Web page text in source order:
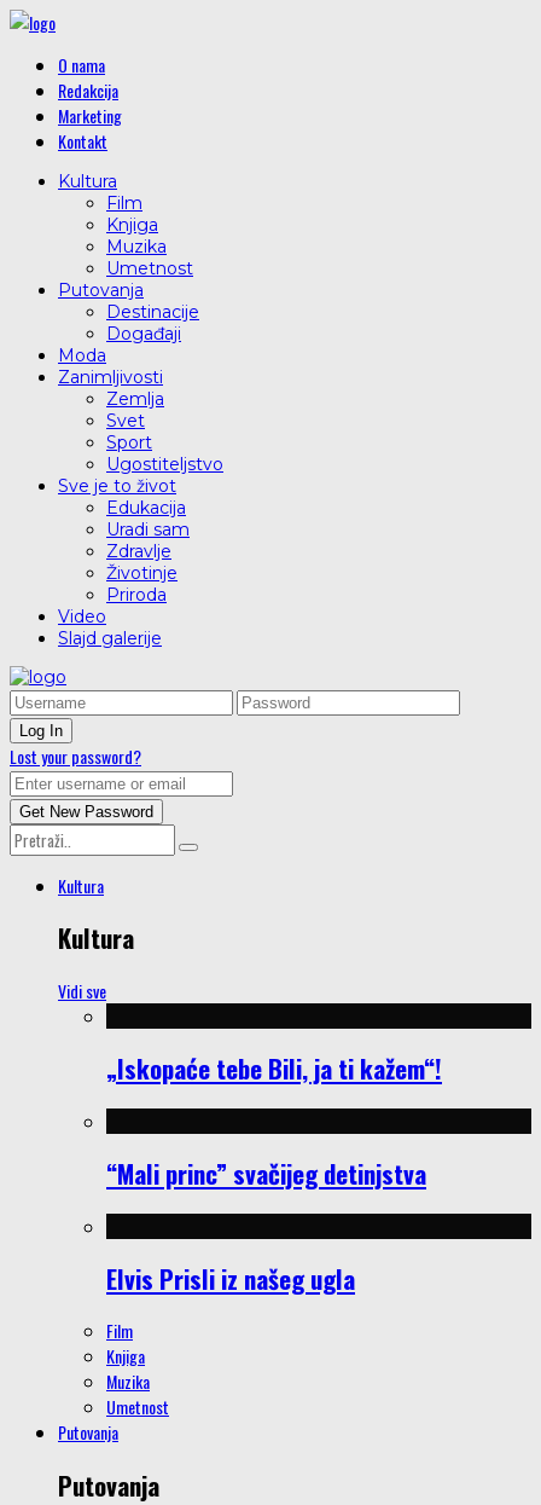
O nama
Redakcija
Marketing
Kontakt
Kultura
Film
Knjiga
Muzika
Umetnost
Putovanja
Destinacije
Događaji
Moda
Zanimljivosti
Zemlja
Svet
Sport
Ugostiteljstvo
Sve je to život
Edukacija
Uradi sam
Zdravlje
Životinje
Priroda
Video
Slajd galerije
Lost your password?
Kultura
Kultura
Vidi sve
„Iskopaće tebe Bili, ja ti kažem“!
“Mali princ” svačijeg detinjstva
Elvis Prisli iz našeg ugla
Film
Knjiga
Muzika
Umetnost
Putovanja
Putovanja